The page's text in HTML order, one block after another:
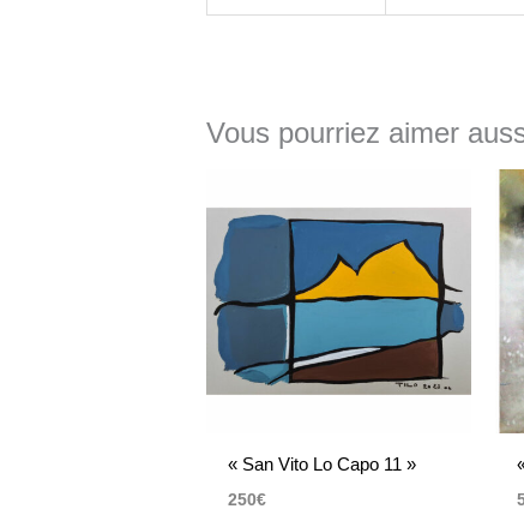
Vous pourriez aimer
« San Vito Lo Capo 11 »
250€